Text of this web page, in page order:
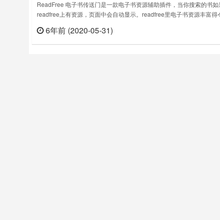
ReadFree 电子书传送门是一款电子书资源辅助插件，当你搜索的书如
readfree上有资源，页面中会自动显示。readfree里电子书资源丰富得
http://readfree.me/ ）是超好用的电子书分享平台，在这里能找到很多适
在Kindle上阅读的m……
6年前 (2020-05-31)